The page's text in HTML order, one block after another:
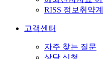
RISS 정보취약
고객센터
자주 찾는 질문
상담 신청